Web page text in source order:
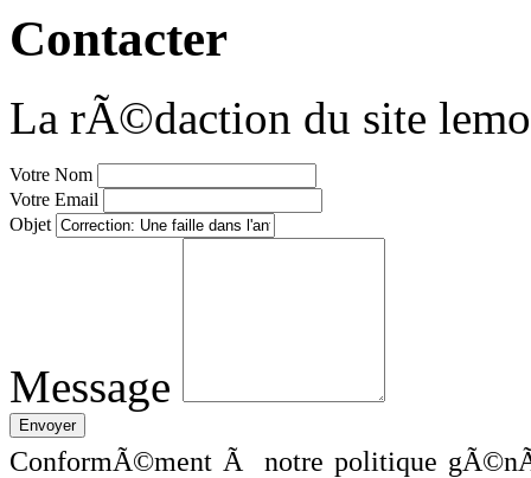
Contacter
La rÃ©daction du site
Votre Nom
Votre Email
Objet
Message
ConformÃ©ment Ã notre politique